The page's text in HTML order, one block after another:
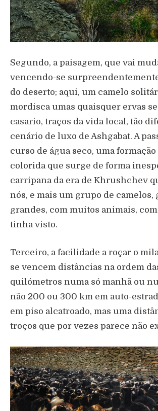
Segundo, a paisagem, que vai
vencendo-se
do deserto; aqui, um camelo
mordisca umas quaisquer ervas
casario, traços da vida local, tão
cenário de luxo de Ashgabat. A
curso de água seco, uma
colorida que surge de forma
carripana da era de Khrushchev
nós, e mais um grupo de camelos,
grandes, com muitos animais,
tinha visto.
Terceiro, a facilidade a roçar o
se vencem distâncias na ordem
quilómetros numa só manhã ou
não 200 ou 300 km em auto-
em piso alcatroado, mas uma
troços que por vezes parece não